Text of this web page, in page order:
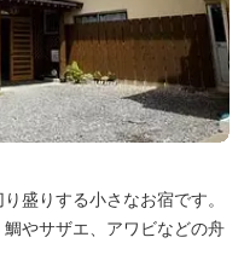
盛りする小さなお宿です。
やサザエ、アワビなどの舟